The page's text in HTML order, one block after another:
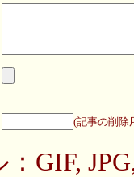
(記事の削除
GIF,